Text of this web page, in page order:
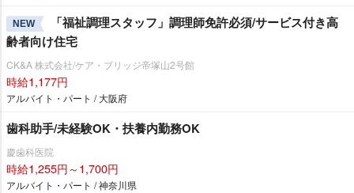
NEW
「福祉調理スタッフ」調理師免許必須/サービス付き高
齢者向け住宅
CK&A 株式会社/ケア・ブリッジ帝塚山2号館
時給1,177円
アルバイト・パート / 大阪府
歯科助手/未経験OK・扶養内勤務OK
慶歯科医院
時給1,255円～1,700円
アルバイト・パート / 神奈川県